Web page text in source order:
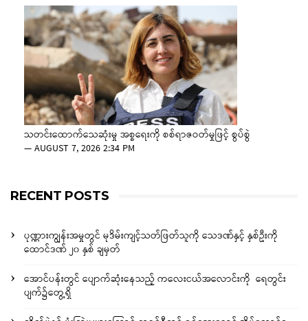
သတင်းထောက်သေဆုံးမှု အစ္စရေးကို စစ်ရာဇဝတ်မှုဖြင့် စွပ်စွဲ
—AUGUST 7, 2026 2:34 PM
RECENT POSTS
ပုဏ္ဏားကျွန်းအမှုတွင် မုဒိမ်းကျင့်သတ်ဖြတ်သူကို သေဒဏ်နှင့် နှစ်ဦးကို
ထောင်ဒဏ် ၂၀ နှစ် ချမှတ်
အောင်ပန်းတွင် ပျောက်ဆုံးနေသည့် ကလေးငယ်အလောင်းကို ရေတွင်း
ပျက်၌တွေ့ရှိ